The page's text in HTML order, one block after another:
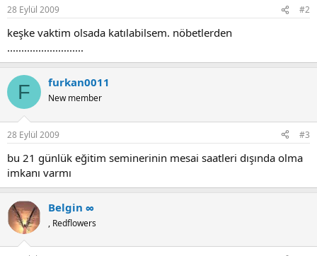
28 Eylül 2009 #2
keşke vaktim olsada katılabilsem. nöbetlerden
...........................
F furkan0011
New member
28 Eylül 2009 #3
bu 21 günlük eğitim seminerinin mesai saatleri dışında olma
imkanı varmı
Belgin ∞
, Redflowers